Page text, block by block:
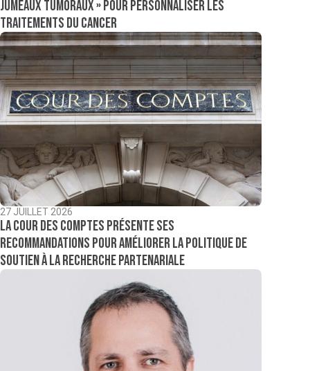
jumeaux tumoraux » pour personnaliser les
traitements du cancer
27 JUILLET 2026
La Cour des comptes présente ses
recommandations pour améliorer la politique de
soutien à la recherche partenariale